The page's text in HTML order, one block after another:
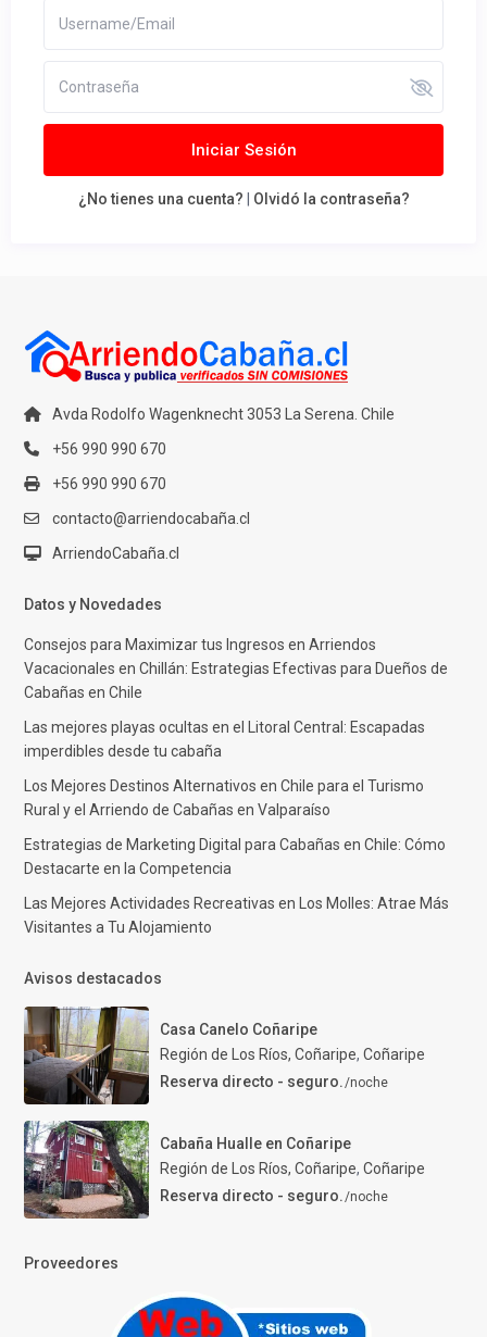
Iniciar Sesión
¿No tienes una cuenta? Olvidó la contraseña?
Avda Rodolfo Wagenknecht 3053 La Serena. Chile
+56 990 990 670
+56 990 990 670
contacto@arriendocabaña.cl
ArriendoCabaña.cl
Datos y Novedades
Consejos para Maximizar tus Ingresos en Arriendos
Vacacionales en Chillán: Estrategias Efectivas para Dueños de
Cabañas en Chile
Las mejores playas ocultas en el Litoral Central: Escapadas
imperdibles desde tu cabaña
Los Mejores Destinos Alternativos en Chile para el Turismo
Rural y el Arriendo de Cabañas en Valparaíso
Estrategias de Marketing Digital para Cabañas en Chile: Cómo
Destacarte en la Competencia
Las Mejores Actividades Recreativas en Los Molles: Atrae Más
Visitantes a Tu Alojamiento
Avisos destacados
Casa Canelo Coñaripe
Región de Los Ríos, Coñaripe, Coñaripe
Reserva directo - seguro./noche
Cabaña Hualle en Coñaripe
Región de Los Ríos, Coñaripe, Coñaripe
Reserva directo - seguro./noche
Proveedores